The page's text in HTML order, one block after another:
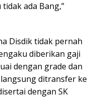
ada Bang,”
Disdik tidak pernah
diberikan gaji
dengan grade dan
ditransfer ke
dengan SK